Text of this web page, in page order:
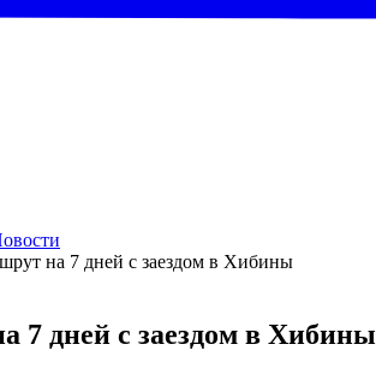
на 7 дней с заездом в Хибины
7 дней с заездом в Хибины